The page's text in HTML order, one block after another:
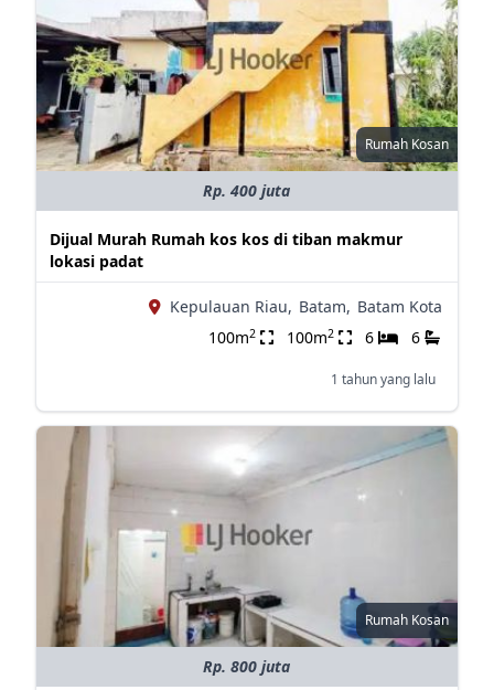
Rumah Kosan
Rp. 400 juta
Dijual Murah Rumah kos kos di tiban makmur
lokasi padat
Kepulauan Riau, Batam, Batam Kota
100m2 100m2 6 6
1 tahun yang lalu
Rumah Kosan
Rp. 800 juta